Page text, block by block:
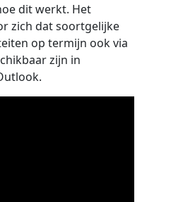
dit werkt. Het
zich dat soortgelijke
op termijn ook via
zijn in